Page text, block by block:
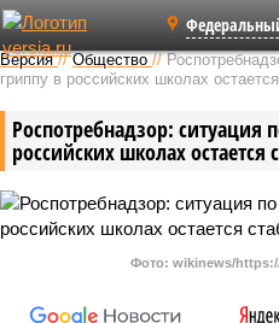
Версия //Общество //
гриппу в российских школах
Роспотребнадзор: ситуация
российских школах остается
Фото: wikinews/